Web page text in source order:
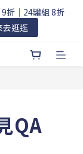
折｜24罐組 8折
去逛逛
QA